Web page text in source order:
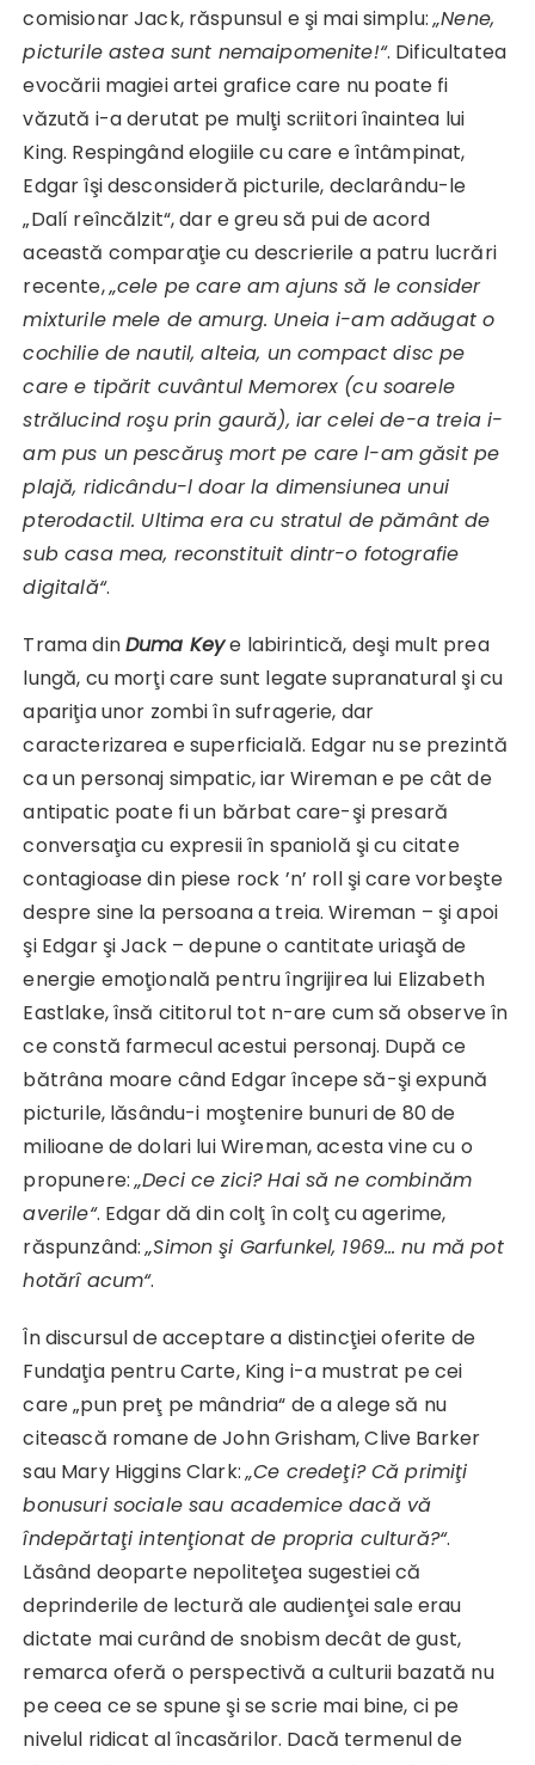
comisionar Jack, răspunsul e şi mai simplu:„Nene,
picturile astea sunt nemaipomenite!“. Dificultatea
evocării magiei artei grafice care nu poate fi
văzută i-a derutat pe mulţi scriitori înaintea lui
King. Respingând elogiile cu care e întâmpinat,
Edgar îşi desconsideră picturile, declarându-le
„Dalí reîncălzit“, dar e greu să pui de acord
această comparaţie cu descrierile a patru lucrări
recente,„cele pe care am ajuns să le consider
mixturile mele de amurg. Uneia i-am adăugat o
cochilie de nautil, alteia, un compact disc pe
care e tipărit cuvântul Memorex (cu soarele
strălucind roşu prin gaură), iar celei de-a treia i-
am pus un pescăruş mort pe care l-am găsit pe
plajă, ridicându-l doar la dimensiunea unui
pterodactil. Ultima era cu stratul de pământ de
sub casa mea, reconstituit dintr-o fotografie
digitală“.
Trama dinDuma Keye labirintică, deşi mult prea
lungă, cu morţi care sunt legate supranatural şi cu
apariţia unor zombi în sufragerie, dar
caracterizarea e superficială. Edgar nu se prezintă
ca un personaj simpatic, iar Wireman e pe cât de
antipatic poate fi un bărbat care-şi presară
conversaţia cu expresii în spaniolă şi cu citate
contagioase din piese rock ’n’ roll şi care vorbeşte
despre sine la persoana a treia. Wireman – şi apoi
şi Edgar şi Jack – depune o cantitate uriaşă de
energie emoţională pentru îngrijirea lui Elizabeth
Eastlake, însă cititorul tot n-are cum să observe în
ce constă farmecul acestui personaj. După ce
bătrâna moare când Edgar începe să-şi expună
picturile, lăsându-i moştenire bunuri de 80 de
milioane de dolari lui Wireman, acesta vine cu o
propunere:„Deci ce zici? Hai să ne combinăm
averile“. Edgar dă din colţ în colţ cu agerime,
răspunzând:„Simon şi Garfunkel, 1969… nu mă pot
hotărî acum“.
În discursul de acceptare a distincţiei oferite de
Fundaţia pentru Carte, King i-a mustrat pe cei
care „pun preţ pe mândria“ de a alege să nu
citească romane de John Grisham, Clive Barker
sau Mary Higgins Clark:„Ce credeţi? Că primiţi
bonusuri sociale sau academice dacă vă
îndepărtaţi intenţionat de propria cultură?“.
Lăsând deoparte nepoliteţea sugestiei că
deprinderile de lectură ale audienţei sale erau
dictate mai curând de snobism decât de gust,
remarca oferă o perspectivă a culturii bazată nu
pe ceea ce se spune şi se scrie mai bine, ci pe
nivelul ridicat al încasărilor. Dacă termenul de